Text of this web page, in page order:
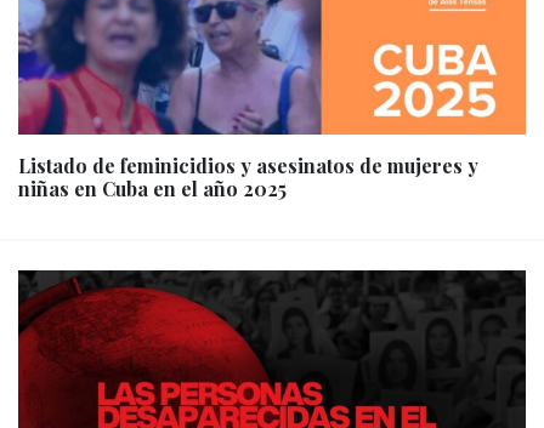
Listado de feminicidios y asesinatos de mujeres y
niñas en Cuba en el año 2025